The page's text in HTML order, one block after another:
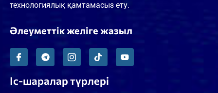
технологиялық қамтамасыз ету.
Әлеуметтік желіге жазыл
Іс-шаралар түрлері